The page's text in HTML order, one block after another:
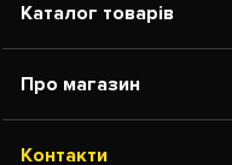
Каталог товарів
Про магазин
Контакти